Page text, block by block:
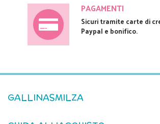
PAGAMENTI
Sicuri tramite carte di
Paypal e bonifico.
GALLINASMILZA